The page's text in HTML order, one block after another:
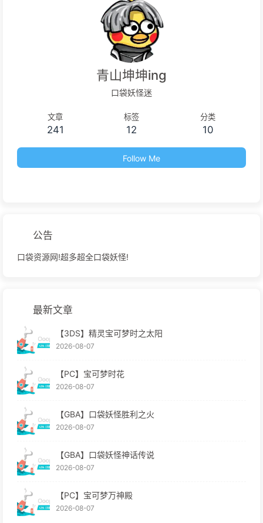
青山坤坤ing
口袋妖怪迷
文章
241
标签
12
分类
10
Follow Me
公告
口袋资源网!超多超全口袋妖怪!
最新文章
【3DS】精灵宝可梦时之太阳
2026-08-07
【PC】宝可梦时花
2026-08-07
【GBA】口袋妖怪胜利之火
2026-08-07
【GBA】口袋妖怪神话传说
2026-08-07
【PC】宝可梦万神殿
2026-08-07